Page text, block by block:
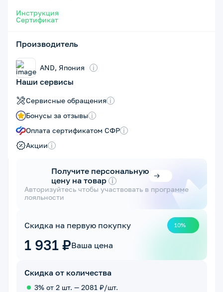
Инструкция
Сертификат
Производитель
AND, Япония i
Наши сервисы
Сервисные обращения i
Бонусы за отзывы i
Оплата сертификатом СФР i
Акции i
Получите персональную
цену на товар i
Авторизуйтесь чтобы участвовать в программе
лояльности
Скидка на первую покупку 10%
1 931 ₽Ваша цена
Скидка от количества
3% от 2 шт. — 2081 ₽/шт.